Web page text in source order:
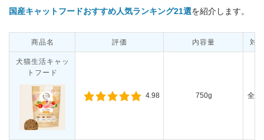
国産キャットフードおすすめ人気ランキング21選を紹介します。
商品名 評価 内容量 対
犬猫生活キャッ
トフード
4.98 750g 全年